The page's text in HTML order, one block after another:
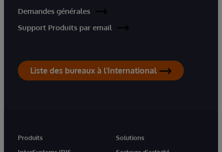
Demandes générales
Support Produits par email
Liste des bureaux à l'International
Produits
Solutions